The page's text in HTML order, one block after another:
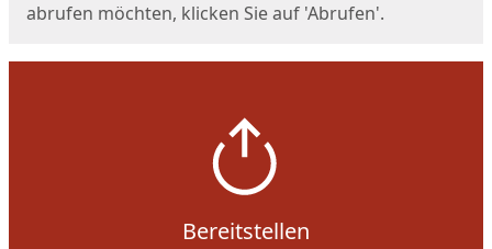
abrufen möchten, klicken Sie auf 'Abrufen'.
Bereitstellen